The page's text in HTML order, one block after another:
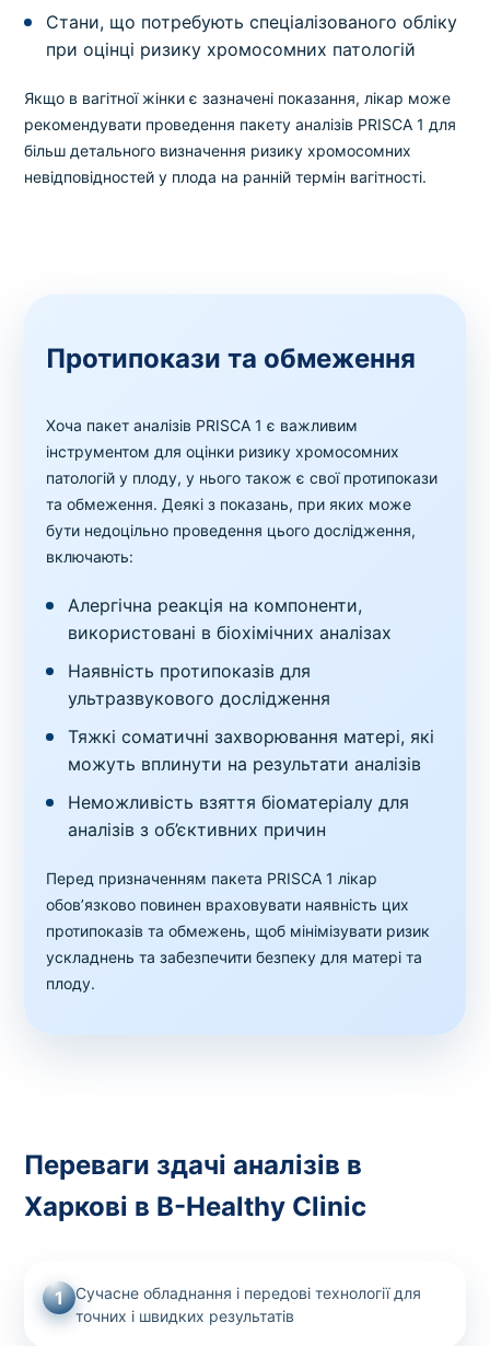
Стани, що потребують спеціалізованого обліку
при оцінці ризику хромосомних патологій
Якщо в вагітної жінки є зазначені показання, лікар може
рекомендувати проведення пакету аналізів PRISCA 1 для
більш детального визначення ризику хромосомних
невідповідностей у плода на ранній термін вагітності.
Протипокази та обмеження
Хоча пакет аналізів PRISCA 1 є важливим
інструментом для оцінки ризику хромосомних
патологій у плоду, у нього також є свої протипокази
та обмеження. Деякі з показань, при яких може
бути недоцільно проведення цього дослідження,
включають:
Алергічна реакція на компоненти,
використовані в біохімічних аналізах
Наявність протипоказів для
ультразвукового дослідження
Тяжкі соматичні захворювання матері, які
можуть вплинути на результати аналізів
Неможливість взяття біоматеріалу для
аналізів з об’єктивних причин
Перед призначенням пакета PRISCA 1 лікар
обов’язково повинен враховувати наявність цих
протипоказів та обмежень, щоб мінімізувати ризик
ускладнень та забезпечити безпеку для матері та
плоду.
Переваги здачі аналізів в
Харкові в B-Healthy Clinic
1
Сучасне обладнання і передові технології для
точних і швидких результатів